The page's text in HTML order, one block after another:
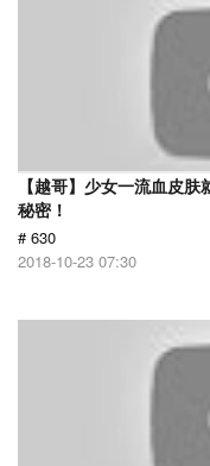
【越哥】少女一流血皮
秘密！
# 630
2018-10-23 07:30